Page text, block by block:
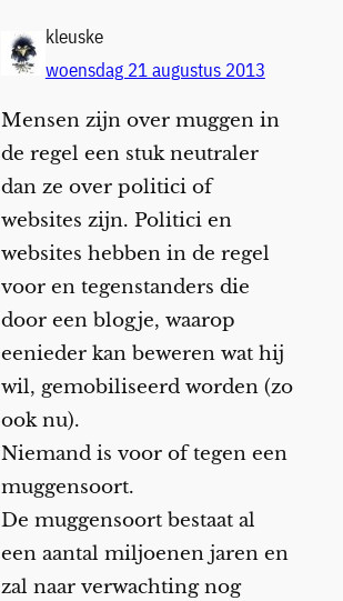
kleuske
woensdag 21 augustus 2013
Mensen zijn over muggen in
de regel een stuk neutraler
dan ze over politici of
websites zijn. Politici en
websites hebben in de regel
voor en tegenstanders die
door een blogje, waarop
eenieder kan beweren wat hij
wil, gemobiliseerd worden (zo
ook nu).
Niemand is voor of tegen een
muggensoort.
De muggensoort bestaat al
een aantal miljoenen jaren en
zal naar verwachting nog